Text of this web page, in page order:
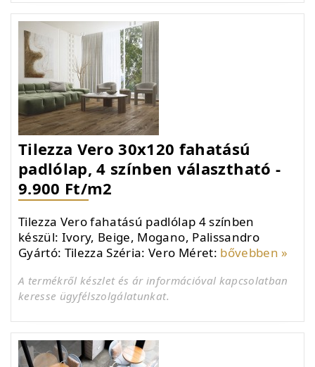
Tilezza Vero 30x120 fahatású
padlólap, 4 színben választható -
9.900 Ft/m2
Tilezza Vero fahatású padlólap 4 színben
készül: Ivory, Beige, Mogano, Palissandro
Gyártó: Tilezza Széria: Vero Méret: bővebben »
A termékről készlet és ár információval kapcsolatban
keresse ügyfélszolgálatunkat.